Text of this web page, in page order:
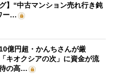
】“中古マンション売れ行き鈍
ー…
10億円超・かんちさんが厳
キオクシアの次」に資金が流
の高…